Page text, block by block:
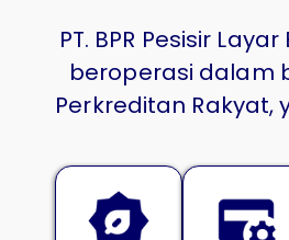
PT. BPR Pesisir
beroperasi dalam
Perkreditan Rakyat,